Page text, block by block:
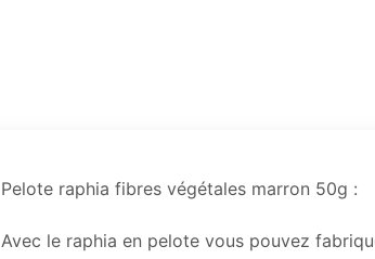
Pelote raphia fibres végétales marron 50g :
Avec le raphia en pelote vous pouvez